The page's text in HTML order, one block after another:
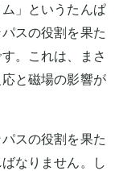
」というたんぱ
スの役割を果た
。これは、まさ
と磁場の影響が
スの役割を果た
なりません。し